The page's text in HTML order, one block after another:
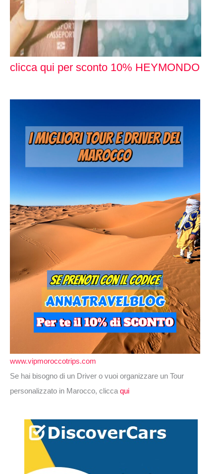
clicca qui per sconto 10% HEYMONDO
www.vipmoroccotrips.com
Se hai bisogno di un Driver o vuoi organizzare un Tour
personalizzato in Marocco, clicca qui